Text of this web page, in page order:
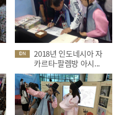
IDN
2018년 인도네시아 자
카르타-팔렘방 아시...